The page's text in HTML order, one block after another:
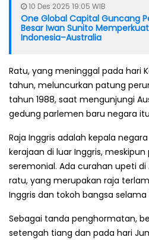
10 Des 2025 19:05 WIB
One Global Capital Guncang
Besar Iwan Sunito
Indonesia–Australia
Ratu, yang meninggal pada hari
tahun, meluncurkan patung
tahun 1988, saat mengunjungi
gedung parlemen baru negara
Raja Inggris adalah kepala
kerajaan di luar Inggris,
seremonial. Ada curahan upeti di
ratu, yang merupakan raja
Inggris dan tokoh bangsa
Sebagai tanda penghormatan,
setengah tiang dan pada hari